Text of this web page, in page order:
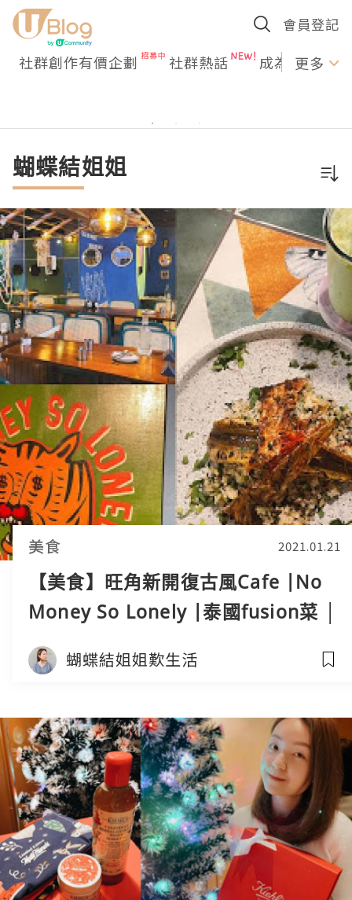
會員登記
社群創作有價企劃 社群熱話 成為U更多
蝴蝶結姐姐
美食 2021.01.21
【美食】旺角新開復古風Cafe |No
Money So Lonely |泰國fusion菜 │
蝴蝶結姐姐
蝴蝶結姐姐歎生活